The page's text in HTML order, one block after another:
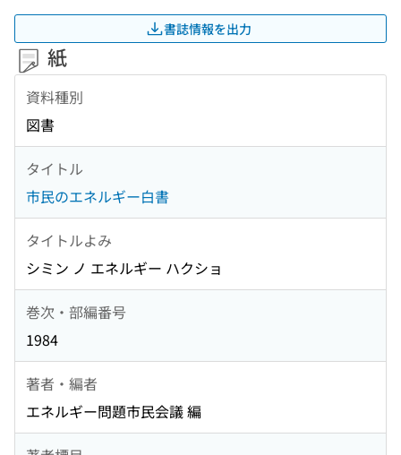
書誌情報を出力
紙
資料種別
図書
タイトル
市民のエネルギー白書
タイトルよみ
シミン ノ エネルギー ハクショ
巻次・部編番号
1984
著者・編者
エネルギー問題市民会議 編